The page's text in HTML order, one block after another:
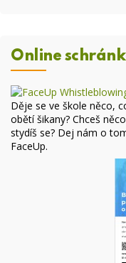
Online
Děje se ve škole něco,
obětí šikany? Chceš
stydíš se? Dej nám o
FaceUp.